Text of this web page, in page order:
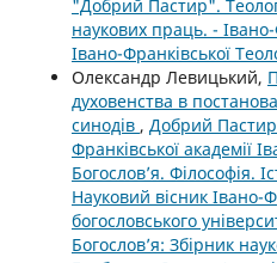
"Добрий Пастир".
наукових праць. -
Івано-Франківської
Олександр Левицький,
духовенства в
синодів , Добрий
Франківської академії
Богослов’я. Філософія.
Науковий вісник Івано-
богословського
Богослов’я: Збірник